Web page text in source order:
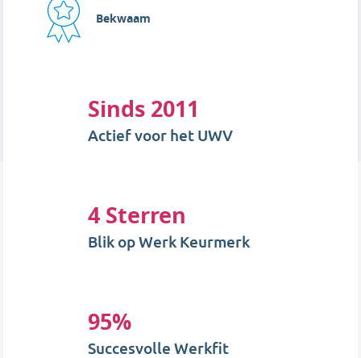
Bekwaam
Sinds 2011
Actief voor het UWV
4 Sterren
Blik op Werk Keurmerk
95%
Succesvolle Werkfit